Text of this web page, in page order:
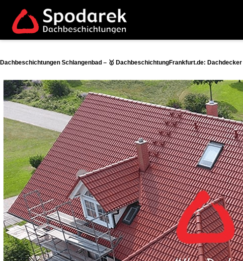
Dachbeschichtungen Schlangenbad – 🥇 DachbeschichtungFrankfurt.de: